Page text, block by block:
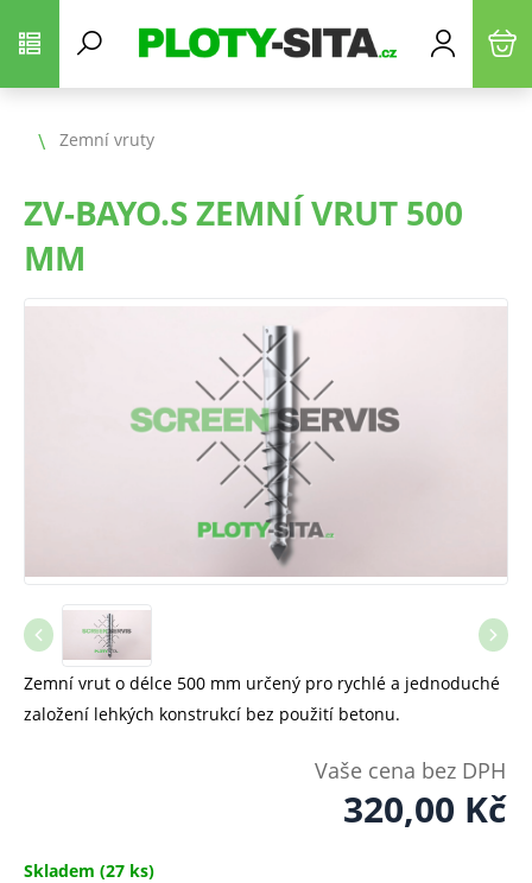
Zemní vruty
ZV-BAYO.S ZEMNÍ VRUT 500
MM
Zemní vrut o délce 500 mm určený pro rychlé a jednoduché
založení lehkých konstrukcí bez použití betonu.
Vaše cena bez DPH
320,00 Kč
Skladem (27 ks)